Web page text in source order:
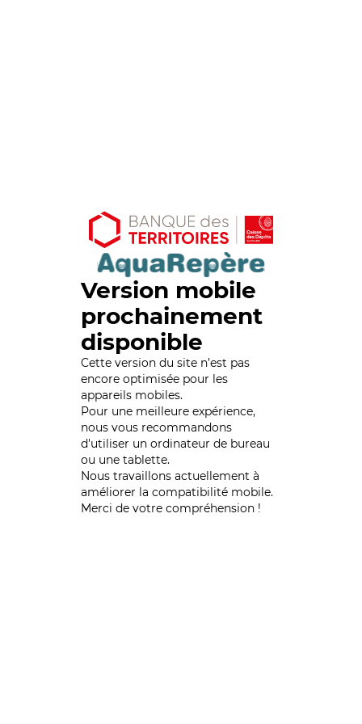
Version mobile
prochainement
disponible
Cette version du site n’est pas
encore optimisée pour les
appareils mobiles.
Pour une meilleure expérience,
nous vous recommandons
d'utiliser un ordinateur de bureau
ou une tablette.
Nous travaillons actuellement à
améliorer la compatibilité mobile.
Merci de votre compréhension !